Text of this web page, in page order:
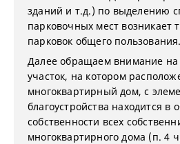
зданий и т.д.) по выделению
парковочных мест возникает
парковок общего пользования.
Далее обращаем внимание на
участок, на котором
многоквартирный дом, с
благоустройства находится в
собственности всех
многоквартирного дома (п. 4